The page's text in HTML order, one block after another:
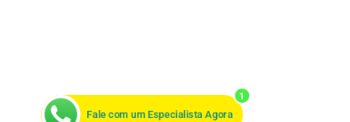
1
Fale com um Especialista Agora